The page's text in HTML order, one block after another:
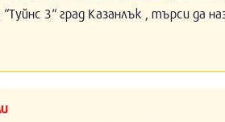
3“ град Казанлък , търси да